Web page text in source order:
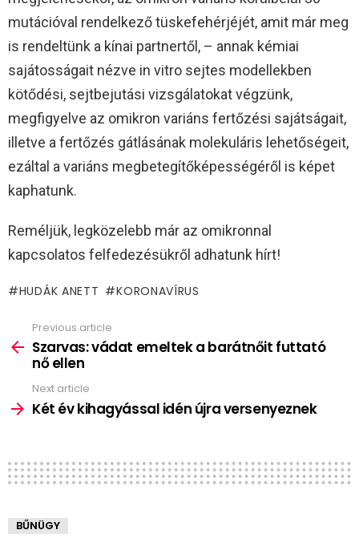
mutációval rendelkező tüskefehérjéjét, amit már meg
is rendeltünk a kínai partnertől, – annak kémiai
sajátosságait nézve in vitro sejtes modellekben
kötődési, sejtbejutási vizsgálatokat végzünk,
megfigyelve az omikron variáns fertőzési sajátságait,
illetve a fertőzés gátlásának molekuláris lehetőségeit,
ezáltal a variáns megbetegítőképességéről is képet
kaphatunk.
Reméljük, legközelebb már az omikronnal
kapcsolatos felfedezésükről adhatunk hírt!
HUDÁK ANETT KORONAVÍRUS
more
Previous article
Szarvas: vádat emeltek a barátnőit futtató
nő ellen
Next article
Két év kihagyással idén újra versenyeznek
BŰNÜGY